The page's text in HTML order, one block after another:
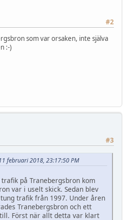
#2
som var orsaken, inte själva
:-)
#3
februari 2018, 23:17:50 PM
på Tranebergsbron kom
var i uselt skick. Sedan blev
trafik från 1997. Under åren
Tranebergsbron och ett
Först när allt detta var klart